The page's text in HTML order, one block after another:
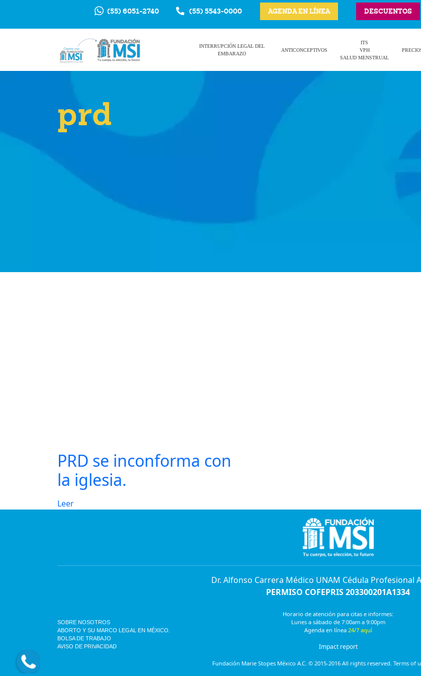
(55) 6051-2740 (55) 5543-0000 AGENDA EN LÍNEA DESCUENTOS
INTERRUPCIÓN LEGAL DEL
EMBARAZO
ANTICONCEPTIVOS
ITS
VPH
SALUD MENSTRUAL
prd
PRD se inconforma con
la iglesia.
Leer
Dr. Alfonso Carrera Médico UNAM Cédula Profesional
PERMISO COFEPRIS 203300201A1334
SOBRE NOSOTROS
ABORTO Y SU MARCO LEGAL EN MÉXICO.
BOLSA DE TRABAJO
AVISO DE PRIVACIDAD
Horario de atención para citas e informes:
Lunes a sábado de 7:00am a 9:00pm
Agenda en línea 24/7 aquí
Impact report
Fundación Marie Stopes México A.C. © 2015-2016 All rights reserved. Terms of